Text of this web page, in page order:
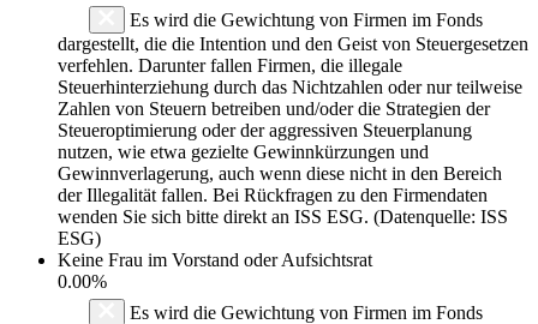
Es wird die Gewichtung von Firmen im Fonds
dargestellt, die die Intention und den Geist von Steuergesetzen
verfehlen. Darunter fallen Firmen, die illegale
Steuerhinterziehung durch das Nichtzahlen oder nur teilweise
Zahlen von Steuern betreiben und/oder die Strategien der
Steueroptimierung oder der aggressiven Steuerplanung
nutzen, wie etwa gezielte Gewinnkürzungen und
Gewinnverlagerung, auch wenn diese nicht in den Bereich
der Illegalität fallen. Bei Rückfragen zu den Firmendaten
wenden Sie sich bitte direkt an ISS ESG. (Datenquelle: ISS
ESG)
Keine Frau im Vorstand oder Aufsichtsrat
0.00%
Es wird die Gewichtung von Firmen im Fonds